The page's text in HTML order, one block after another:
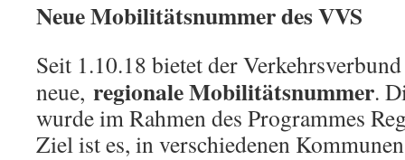
Neue Mobilitätsnummer des VVS
Seit 1.10.18 bietet der
neue, regionale Mobilitätsnummer.
wurde im Rahmen des Programmes
Ziel ist es, in verschiedenen